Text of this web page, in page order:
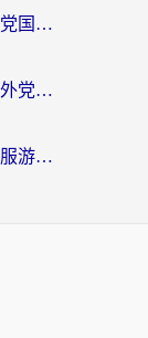
印度尼西亚怎么玩我的勇者？海外党国服游戏加速避坑指南（附实况五行师解决方案）
瑞典怎么玩奥比岛：梦想国度？海外党亲测有效的国服游戏加速全攻略
意大利怎么玩神雕侠侣？海外党国服游戏加速终极指南（附欧洲玩王者王国保卫战4不卡技巧）